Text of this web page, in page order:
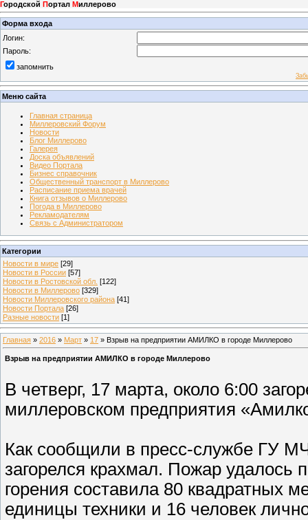
Городской Портал Миллерово
Форма входа
Логин:
Пароль:
запомнить
Меню сайта
Главная страница
Миллеровский Форум
Новости
Блог Миллерово
Галерея
Доска объявлений
Видео Портала
Бизнес справочник
Общественный транспорт в Миллерово
Расписание приема врачей
Книга отзывов о Миллерово
Погода в Миллерово
Рекламодателям
Связь с Администратором
Категории
Новости в мире [29]
Новости в России [57]
Новости в Ростовской обл. [122]
Новости в Миллерово [329]
Новости Миллеровского района [41]
Новости Портала [26]
Разные новости [1]
Главная » 2016 » Март » 17 » Взрыв на предприятии АМИЛКО в городе Миллерово
Взрыв на предприятии АМИЛКО в городе Миллерово
В четверг, 17 марта, около 6:00
миллеровском предприятия
Как сообщили в пресс-службе ГУ
загорелся крахмал. Пожар
горения составила 80 квадратных
единицы техники и 16 человек